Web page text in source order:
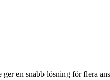
en snabb lösning för flera